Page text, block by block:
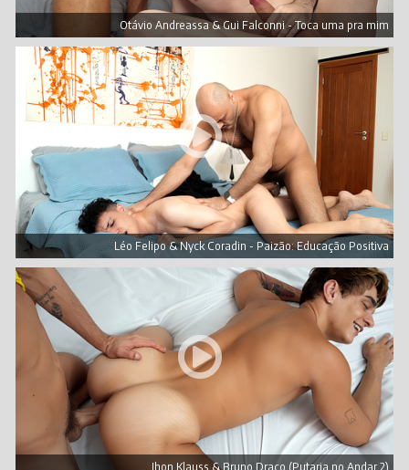
Otávio Andreassa & Gui Falconni - Toca uma pra mim
Léo Felipo & Nyck Coradin - Paizão: Educação Positiva
Jhon Klauss & Bruno Draco (Putaria no Andar 2)